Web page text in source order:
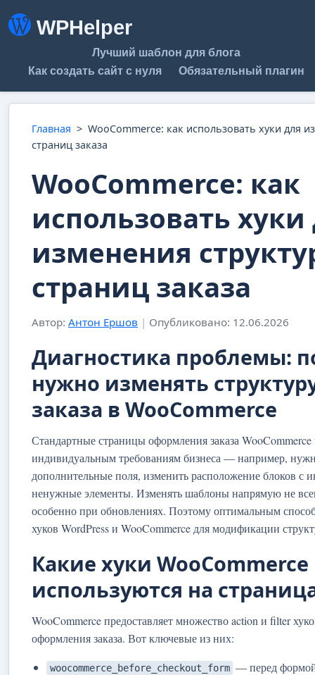
WPHelper
Лучший шаблон для блога
Как создать сайт с нуля
Обязательный плагин
Главная > WooCommerce: как использовать хуки для
страниц заказа
WooCommerce: как
использовать хуки
изменения
страниц заказа
Автор: Антон Ершов | Опубликовано: 12.06.2026
Диагностика проблемы:
нужно изменять
заказа в WooCommerce
Стандартные страницы оформления заказа WooCommerce
индивидуальным требованиям бизнеса — например,
дополнительные поля, изменить расположение блоков с
ненужные элементы. Изменять шаблоны напрямую не
особенно при обновлениях. Поэтому оптимальным
хуков WordPress и WooCommerce для модификации
Какие хуки WooCommerce
используются на
WooCommerce предоставляет множество action и filter
оформления заказа. Вот ключевые из них:
woocommerce_before_checkout_form — перед формой